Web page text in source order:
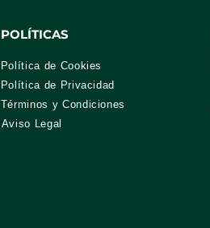
POLÍTICAS
Política de Cookies
Política de Privacidad
Términos y Condiciones
Aviso Legal